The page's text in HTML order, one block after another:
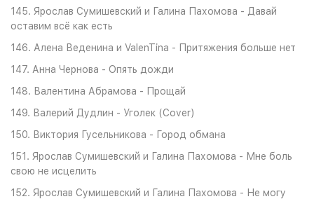
145. Ярослав Сумишевский и Галина Пахомова - Давай
оставим всё как есть
146. Алена Веденина и ValenTina - Притяжения больше нет
147. Анна Чернова - Опять дожди
148. Валентина Абрамова - Прощай
149. Валерий Дудлин - Уголек (Cover)
150. Виктория Гусельникова - Город обмана
151. Ярослав Сумишевский и Галина Пахомова - Мне боль
свою не исцелить
152. Ярослав Сумишевский и Галина Пахомова - Не могу